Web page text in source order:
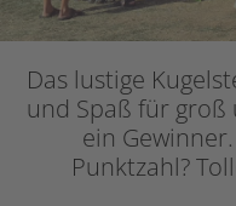
Das lustige
und Spaß für groß
ein
Punktzahl?